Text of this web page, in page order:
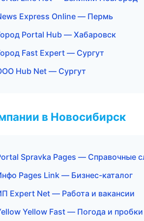
Express Online — Пермь
Portal Hub — Хабаровск
Fast Expert — Сургут
Hub Net — Сургут
в Новосибирск
Spravka Pages — Справочные
Pages Link — Бизнес-каталог
Expert Net — Работа и вакансии
Yellow Fast — Погода и пробки